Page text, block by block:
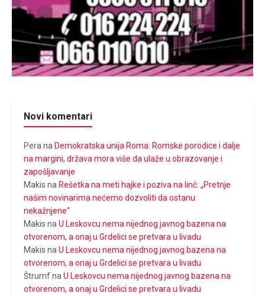
Novi komentari
Pera na Demokratska unija Roma: Romske porodice i dalje
na margini, država mora više da ulaže u obrazovanje i
zapošljavanje
Makis na Rešetka na meti hajke i poziva na linč: „Pretnje
našim novinarima nećemo dozvoliti da ostanu
nekažnjene“
Makis na U Leskovcu nema nijednog javnog bazena na
otvorenom, a onaj u Grdelici se pretvara u livadu
Makis na U Leskovcu nema nijednog javnog bazena na
otvorenom, a onaj u Grdelici se pretvara u livadu
Štrumfna U Leskovcu nema nijednog javnog bazena na
otvorenom, a onaj u Grdelici se pretvara u livadu